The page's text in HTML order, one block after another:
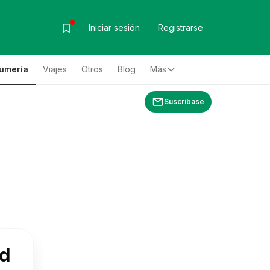
Iniciar sesión Registrarse
Viajes Otros Blog Más
Suscríbase